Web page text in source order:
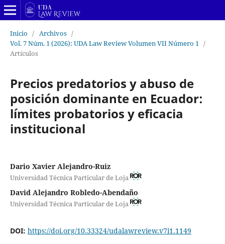
Inicio / Archivos /
Vol. 7 Núm. 1 (2026): UDA Law Review Volumen VII Número 1 /
Artículos
Precios predatorios y abuso de
posición dominante en Ecuador:
límites probatorios y eficacia
institucional
Dario Xavier Alejandro-Ruiz
Universidad Técnica Particular de Loja
David Alejandro Robledo-Abendaño
Universidad Técnica Particular de Loja
DOI: https://doi.org/10.33324/udalawreview.v7i1.1149